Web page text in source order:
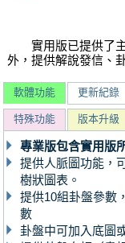
實用版已提供了
外，提供解說發信、
軟體功能 更新紀錄
特殊功能 版本升級
專業版包含實用版
提供人脈圖功能，
樹狀圖表。
提供10組卦盤參數
數
卦盤中可加入底圖